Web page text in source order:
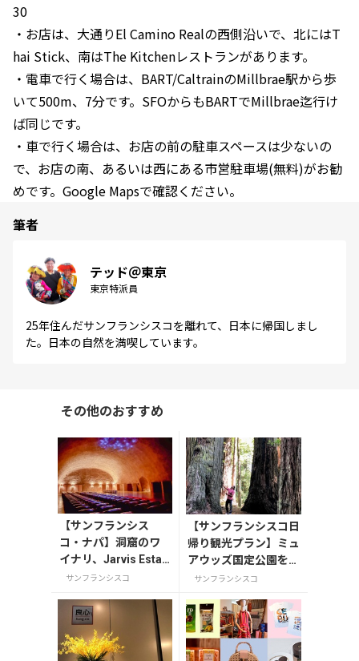
30
・お店は、大通りEl Camino Realの西側沿いで、北にはT
hai Stick、南はThe Kitchenレストランがあります。
・電車で行く場合は、BART/CaltrainのMillbrae駅から歩
いて500m、7分です。SFOからもBARTでMillbrae迄行け
ば同じです。
・車で行く場合は、お店の前の駐車スペースは少ないの
で、お店の南、あるいは西にある市営駐車場(無料)がお勧
めです。Google Mapsで確認ください。
筆者
テッド＠東京
東京特派員
25年住んだサンフランシスコを離れて、日本に帰国しまし
た。日本の自然を満喫しています。
その他のおすすめ
【サンフランシス
コ・ナパ】洞窟のワ
イナリ、Jarvis Estat
e ジャビスエステート
サンフランシスコ
【サンフランシスコ日
帰り観光プラン】ミュ
アウッズ国定公園を訪
れよう！
サンフランシスコ